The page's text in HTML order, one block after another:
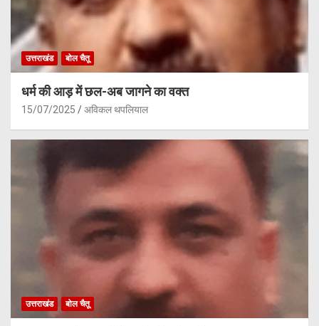
उत्तराखंड बोल चैतू
धर्म की आड़ में छल-अब जागने का वक्त
15/07/2025 अविकल थपलियाल
उत्तराखंड बोल चैतू